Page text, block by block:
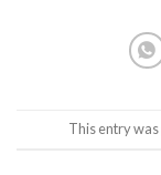
This entry